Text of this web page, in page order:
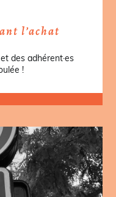
l’achat
des adhérent·es
!